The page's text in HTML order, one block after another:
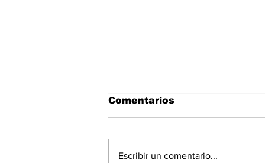
Comentarios
Escribir un comentario...